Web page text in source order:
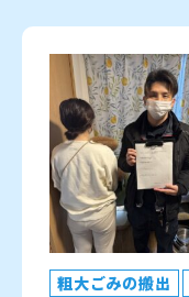
粗大ごみの搬出